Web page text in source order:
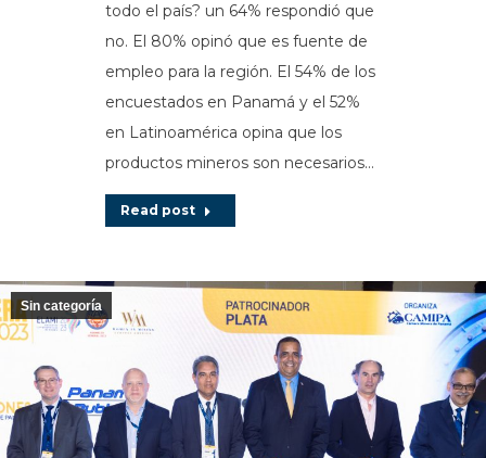
todo el país? un 64% respondió que
no. El 80% opinó que es fuente de
empleo para la región. El 54% de los
encuestados en Panamá y el 52%
en Latinoamérica opina que los
productos mineros son necesarios…
Read post
Sin categoría